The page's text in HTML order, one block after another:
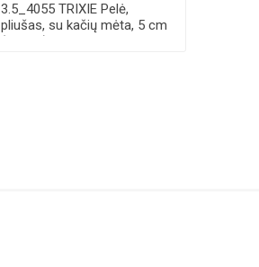
3.5_4055 TRIXIE Pelė,
pliušas, su kačių mėta, 5 cm
(pak.24)